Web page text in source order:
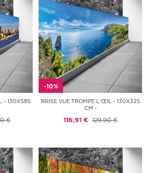
- 130X585
€
-10%
BRISE VUE TROMPE L'ŒIL - 130X325
CM -
116,91 € 129,90 €